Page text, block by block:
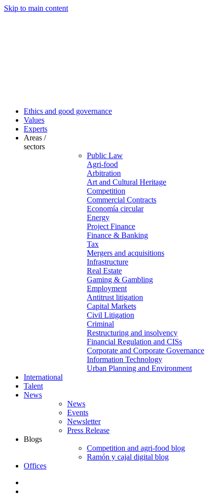
Skip to main content
Ethics and good governance
Values
Experts
Areas /
sectors
Public Law
Agri-food
Arbitration
Art and Cultural Heritage
Competition
Commercial Contracts
Economía circular
Energy
Project Finance
Finance & Banking
Tax
Mergers and acquisitions
Infrastructure
Real Estate
Gaming & Gambling
Employment
Antitrust litigation
Capital Markets
Civil Litigation
Criminal
Restructuring and insolvency
Financial Regulation and CISs
Corporate and Corporate Governance
Information Technology
Urban Planning and Environment
International
Talent
News
News
Events
Newsletter
Press Release
Blogs
Competition and agri-food blog
Ramón y cajal digital blog
Offices